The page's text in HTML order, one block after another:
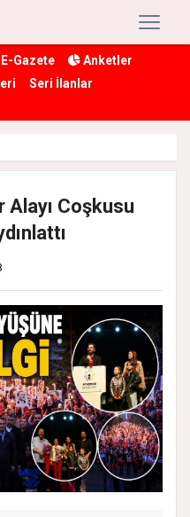
E-Gazete
Anketler
Seri İlanlar
Alayı Coşkusu